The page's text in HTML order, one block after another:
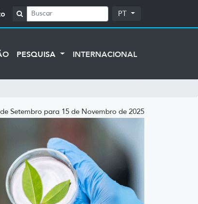
PT
PESQUISA INTERNACIONAL
Setembro para 15 de Novembro de 2025